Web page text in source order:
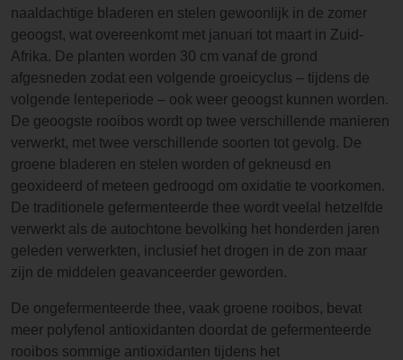
naaldachtige bladeren en stelen gewoonlijk in de zomer
geoogst, wat overeenkomt met januari tot maart in Zuid-
Afrika. De planten worden 30 cm vanaf de grond
afgesneden zodat een volgende groeicyclus – tijdens de
volgende lenteperiode – ook weer geoogst kunnen worden.
De geoogste rooibos wordt op twee verschillende manieren
verwerkt, met twee verschillende soorten tot gevolg. De
groene bladeren en stelen worden of gekneusd en
geoxideerd of meteen gedroogd om oxidatie te voorkomen.
De traditionele gefermenteerde thee wordt veelal hetzelfde
verwerkt als de autochtone bevolking het honderden jaren
geleden verwerkten, inclusief het drogen in de zon maar
zijn de middelen geavanceerder geworden.
De ongefermenteerde thee, vaak groene rooibos, bevat
meer polyfenol antioxidanten doordat de gefermenteerde
rooibos sommige antioxidanten tijdens het